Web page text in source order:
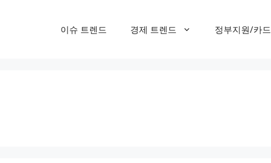
이슈 트렌드 경제 트렌드 정부지원/카드